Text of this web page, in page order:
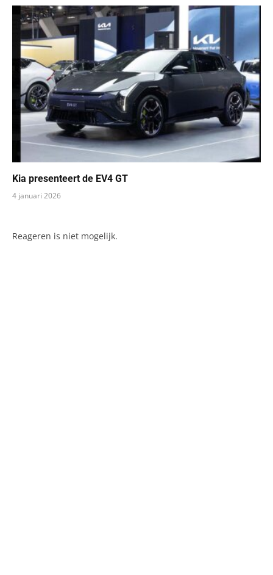
Kia presenteert de EV4 GT
4 januari 2026
Reageren is niet mogelijk.